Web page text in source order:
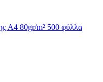
A4 80gr/m² 500 φύλλα